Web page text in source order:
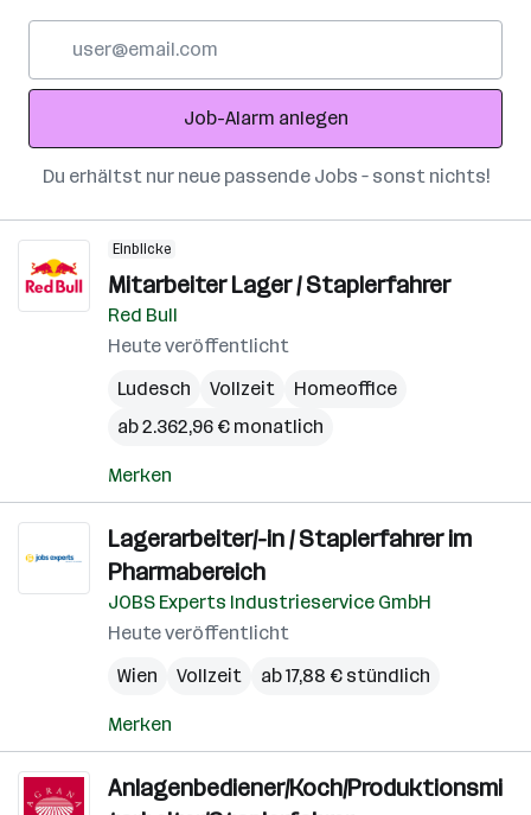
Adresse
Job-Alarm anlegen
Du erhältst nur neue passende Jobs – sonst nichts!
Einblicke
Mitarbeiter Lager / Staplerfahrer
Red Bull
Heute veröffentlicht
Ludesch
Vollzeit
Homeoffice
ab 2.362,96 € monatlich
Merken
Lagerarbeiter/-in / Staplerfahrer im
Pharmabereich
JOBS Experts Industrieservice GmbH
Heute veröffentlicht
Wien
Vollzeit ab 17,88 € stündlich
Merken
Anlagenbediener/Koch/Produktionsmi